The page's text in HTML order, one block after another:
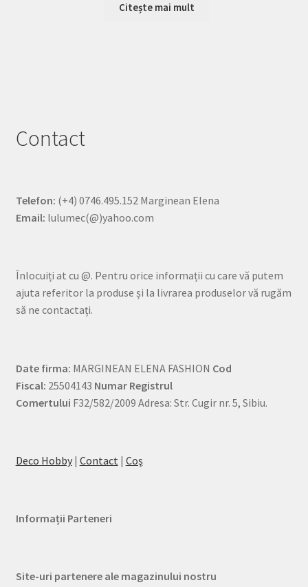
Citește mai mult
Contact
Telefon: (+4) 0746.495.152 Marginean Elena
Email: lulumec(@)yahoo.com
Înlocuiți at cu @. Pentru orice informații cu care vă putem
ajuta referitor la produse și la livrarea produselor vă rugăm
să ne contactați.
Date firma: MARGINEAN ELENA FASHION Cod
Fiscal: 25504143 Numar Registrul
Comertului F32/582/2009 Adresa: Str. Cugir nr. 5, Sibiu.
Deco Hobby| Contact | Coş
Informații Parteneri
Site-uri partenere ale magazinului nostru